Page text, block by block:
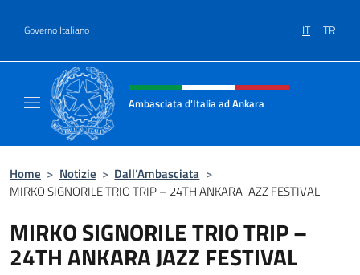
Governo Italiano IT TR
Intestazione sito, social e menù
Ambasciata d'Italia ad Ankara
Home > Notizie > Dall’Ambasciata >
MIRKO SIGNORILE TRIO TRIP – 24TH ANKARA JAZZ FESTIVAL
MIRKO SIGNORILE TRIO TRIP –
24TH ANKARA JAZZ FESTIVAL